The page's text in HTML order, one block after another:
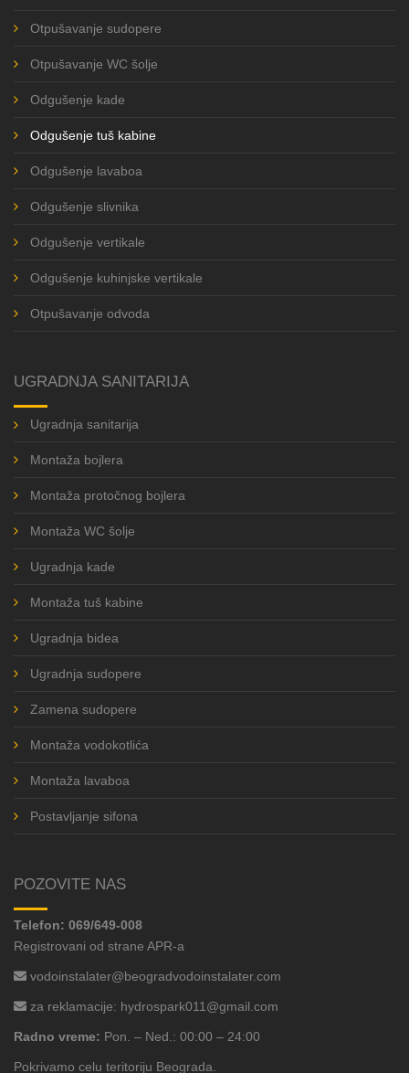
Otpušavanje sudopere
Otpušavanje WC šolje
Odgušenje kade
Odgušenje tuš kabine
Odgušenje lavaboa
Odgušenje slivnika
Odgušenje vertikale
Odgušenje kuhinjske vertikale
Otpušavanje odvoda
UGRADNJA SANITARIJA
Ugradnja sanitarija
Montaža bojlera
Montaža protočnog bojlera
Montaža WC šolje
Ugradnja kade
Montaža tuš kabine
Ugradnja bidea
Ugradnja sudopere
Zamena sudopere
Montaža vodokotlića
Montaža lavaboa
Postavljanje sifona
POZOVITE NAS
Telefon: 069/649-008
Registrovani od strane APR-a
vodoinstalater@beogradvodoinstalater.com
za reklamacije: hydrospark011@gmail.com
Radno vreme: Pon. – Ned.: 00:00 – 24:00
Pokrivamo celu teritoriju Beograda.